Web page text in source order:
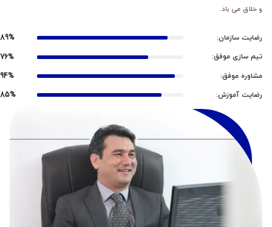
و خلاق می باد.
رضایت سازمان:
89%
تیم سازی موفق:
76%
مشاوره موفق:
94%
رضایت آموزش:
85%